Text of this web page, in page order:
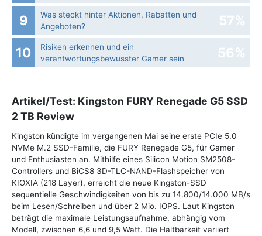
9
Was steckt hinter Aktionen, Rabatten und
Angeboten?
57%
10
Risiken erkennen und ein
verantwortungsbewusster Gamer sein
56%
Artikel/Test: Kingston FURY Renegade G5 SSD
2 TB Review
Kingston kündigte im vergangenen Mai seine erste PCIe 5.0
NVMe M.2 SSD-Familie, die FURY Renegade G5, für Gamer
und Enthusiasten an. Mithilfe eines Silicon Motion SM2508-
Controllers und BiCS8 3D-TLC-NAND-Flashspeicher von
KIOXIA (218 Layer), erreicht die neue Kingston-SSD
sequentielle Geschwindigkeiten von bis zu 14.800/14.000 MB/s
beim Lesen/Schreiben und über 2 Mio. IOPS. Laut Kingston
beträgt die maximale Leistungsaufnahme, abhängig vom
Modell, zwischen 6,6 und 9,5 Watt. Die Haltbarkeit variiert